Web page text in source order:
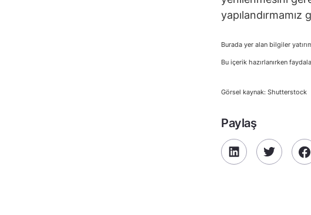
yapılandırmamız
Burada yer alan bilgiler
Bu içerik hazırlanırken
Görsel kaynak: Shutterstock
Paylaş